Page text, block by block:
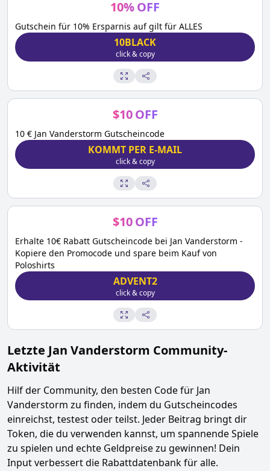
10%OFF
Gutschein für 10% Ersparnis auf gilt für ALLES
10BLACK
click & copy
$10 OFF
10 € Jan Vanderstorm Gutscheincode
KOMMT PER E-MAIL
click & copy
$10 OFF
Erhalte 10€ Rabatt Gutscheincode bei Jan Vanderstorm -
Kopiere den Promocode und spare beim Kauf von
Poloshirts
ADVENT2
click & copy
Letzte Jan Vanderstorm Community-
Aktivität
Hilf der Community, den besten Code für Jan
Vanderstorm zu finden, indem du Gutscheincodes
einreichst, testest oder teilst. Jeder Beitrag bringt dir
Token, die du verwenden kannst, um spannende Spiele
zu spielen und echte Geldpreise zu gewinnen! Dein
Input verbessert die Rabattdatenbank für alle.